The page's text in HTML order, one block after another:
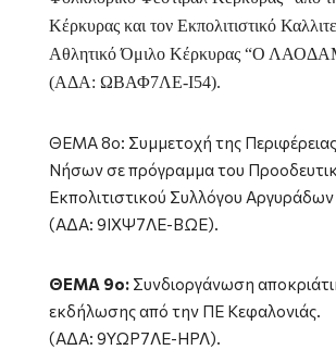
Κέρκυρας και τον Εκπολιτιστικό
Αθλητικό Όμιλο Κέρκυρας “Ο
(ΑΔΑ: ΩΒΑΦ7ΛΕ-Ι54).
ΘΕΜΑ 8ο: Συμμετοχή της Περιφέρειας
Νήσων σε πρόγραμμα του
Εκπολιτιστικού Συλλόγου
(ΑΔΑ: 9ΙΧΨ7ΛΕ-ΒΩΕ).
ΘΕΜΑ 9ο: Συνδιοργάνωση
εκδήλωσης από την ΠΕ Κεφαλονιάς.
(ΑΔΑ: 9ΥΩΡ7ΛΕ-ΗΡΛ).